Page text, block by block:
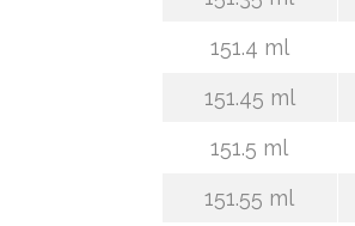
151.4 ml
151.45 ml
151.5 ml
151.55 ml